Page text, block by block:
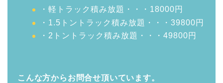
・軽トラック積み放題・・・18000円
・1.5トントラック積み放題・・・39800円
・2トントラック積み放題・・・49800円
こんな方からお問合せ頂いています。